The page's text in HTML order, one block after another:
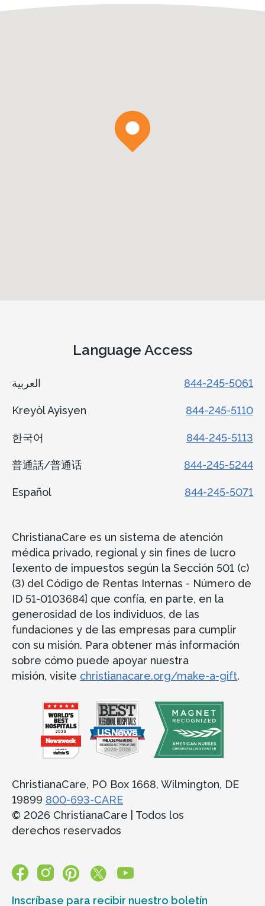
Language Access
844-245-5061
Kreyòl Ayisyen 844-245-5110
한국어 844-245-5113
普通話/普通话 844-245-5244
Español 844-245-5071
ChristianaCare es un sistema de atención
médica privado, regional y sin fines de lucro
[exento de impuestos según la Sección 501 (c)
(3) del Código de Rentas Internas - Número de
ID 51-0103684] que confía, en parte, en la
generosidad de los individuos, de las
fundaciones y de las empresas para cumplir
con su misión. Para obtener más información
sobre cómo puede apoyar nuestra
misión, visite christianacare.org/make-a-gift.
ChristianaCare, PO Box 1668, Wilmington, DE
19899 800-693-CARE
© 2026 ChristianaCare | Todos los
derechos reservados
Inscríbase para recibir nuestro boletín